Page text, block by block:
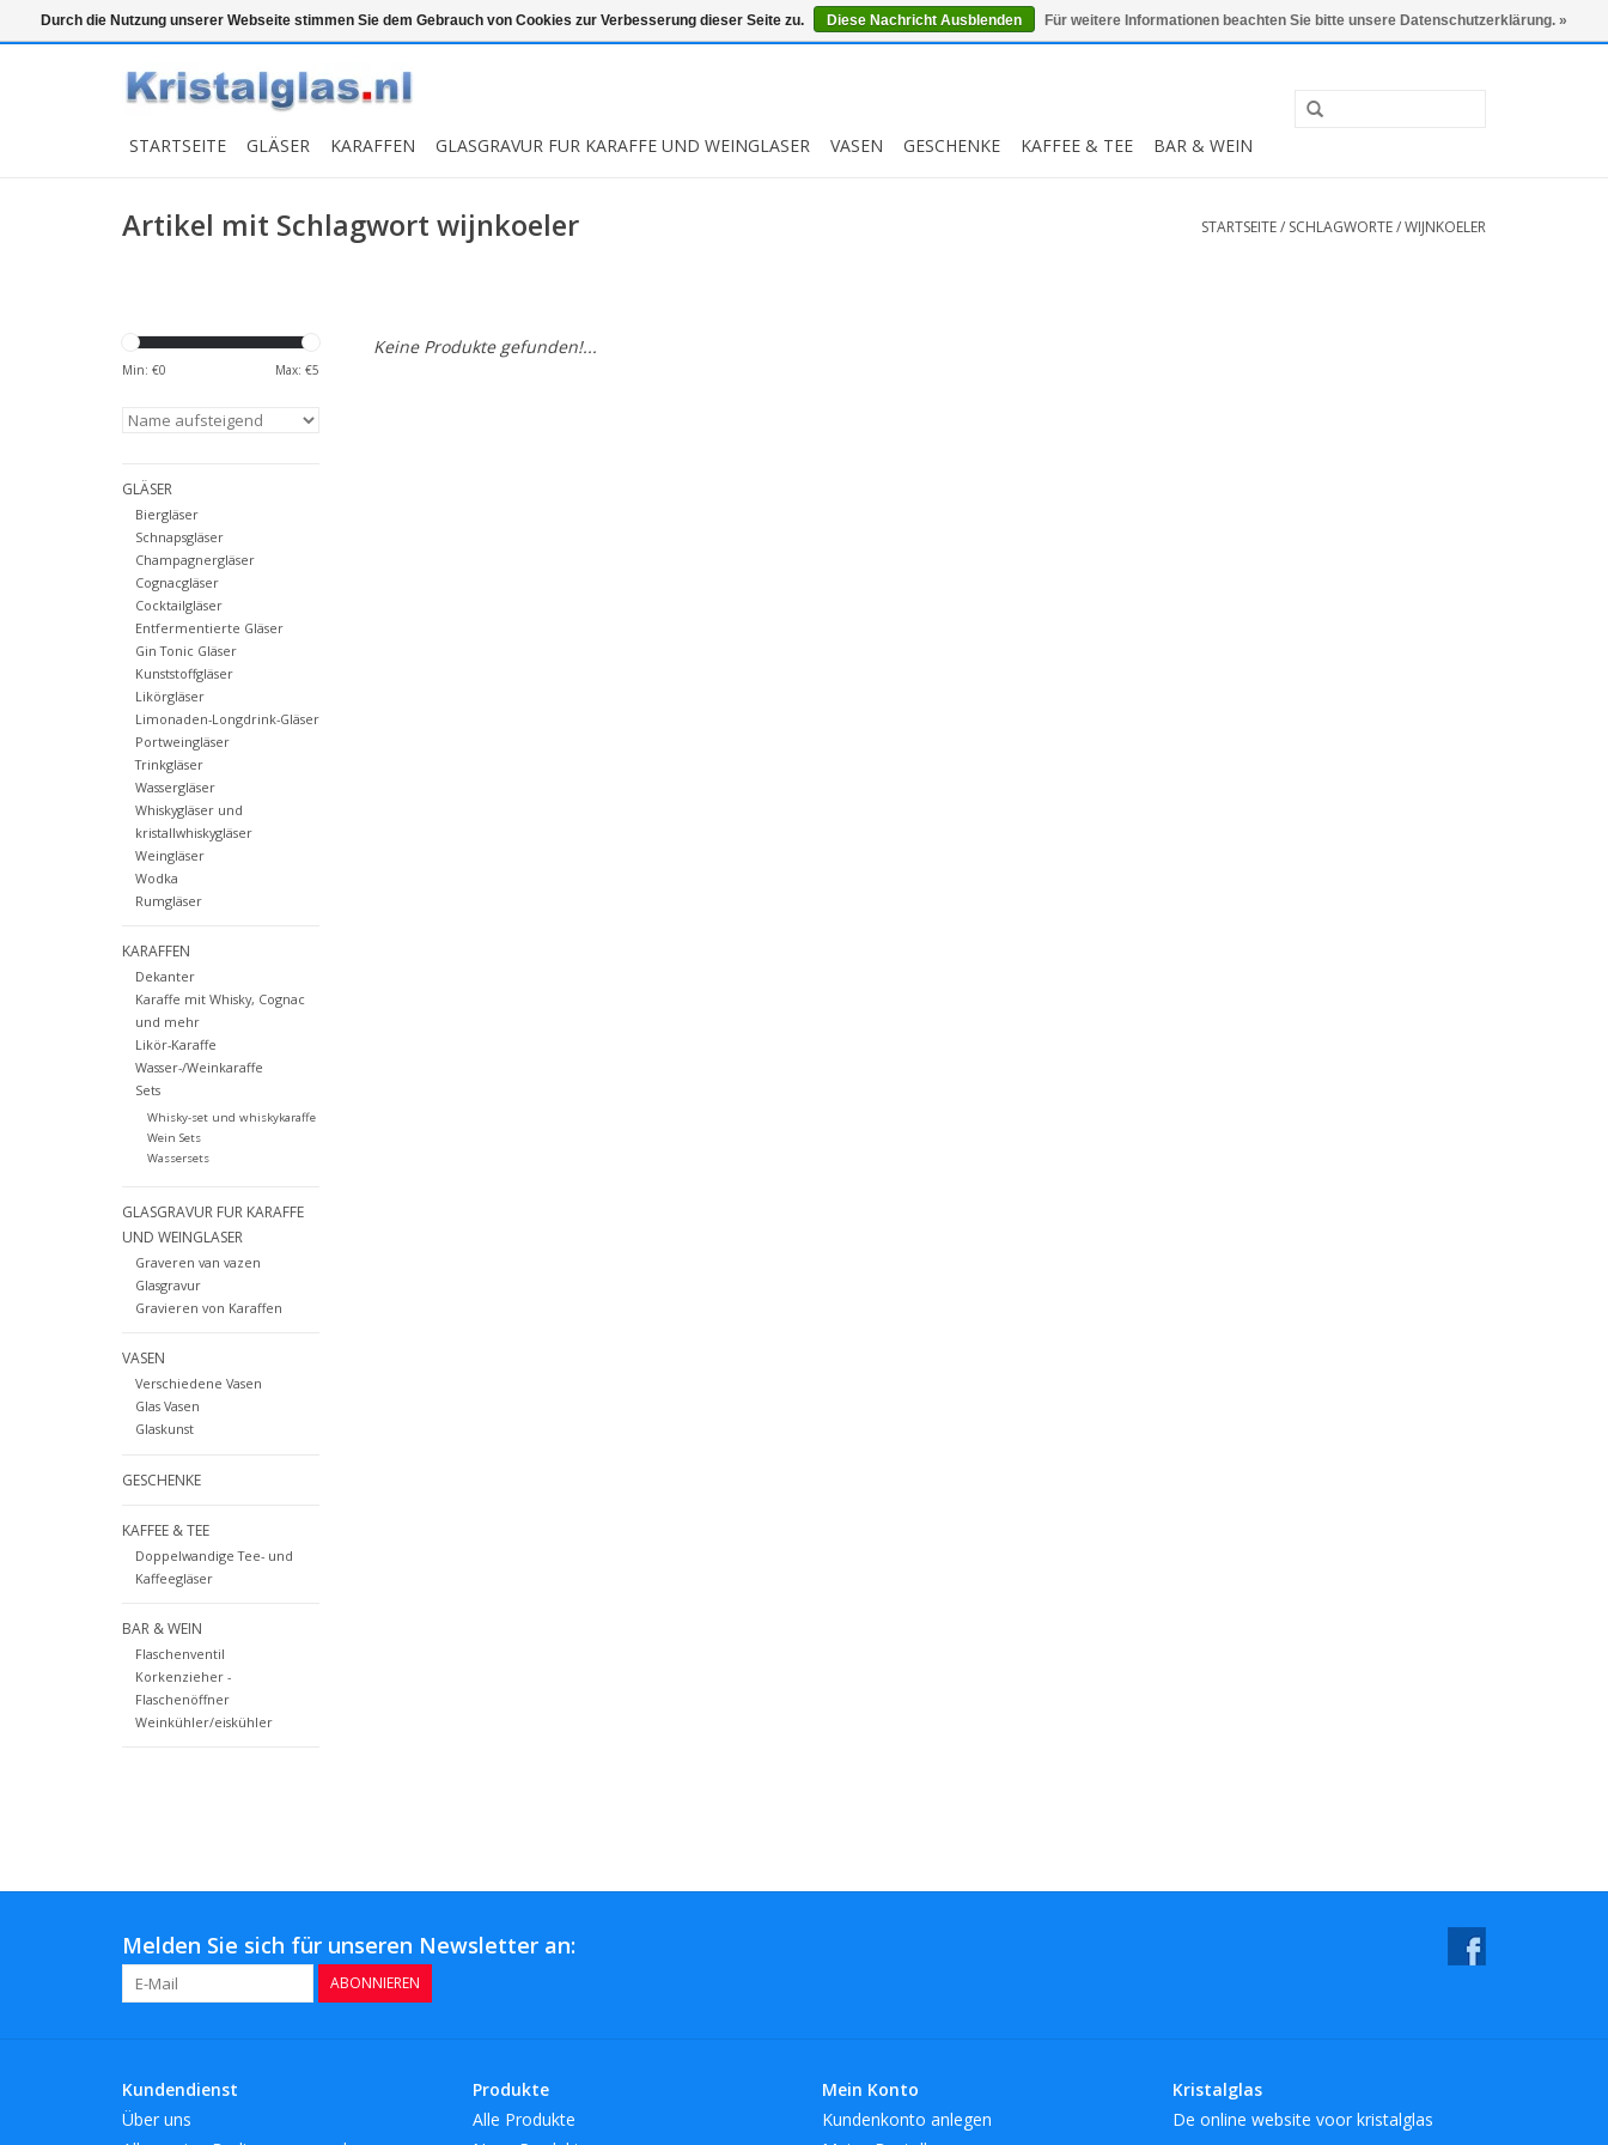
Top klasse Snelle levering Graveren 0 Artikel - €0,00 Mein Konto / Kundenkonto anlegen
STARTSEITE GLÄSER KARAFFEN GLASGRAVUR FUR KARAFFE UND WEINGLASER VASEN GESCHENKE KAFFEE & TEE BAR & WEIN
Artikel mit Schlagwort wijnkoeler STARTSEITE/ SCHLAGWORTE/WIJNKOELER
Min: €0 Max: €5
GLÄSER
Biergläser
Schnapsgläser
Champagnergläser
Cognacgläser
Cocktailgläser
Entfermentierte Gläser
Gin Tonic Gläser
Kunststoffgläser
Likörgläser
Limonaden-Longdrink-Gläser
Portweingläser
Trinkgläser
Wassergläser
Whiskygläser und
kristallwhiskygläser
Weingläser
Wodka
Rumgläser
KARAFFEN
Dekanter
Karaffe mit Whisky, Cognac
und mehr
Likör-Karaffe
Wasser-/Weinkaraffe
Sets
Whisky-set und whiskykaraffe
Wein Sets
Wassersets
GLASGRAVUR FUR KARAFFE
UND WEINGLASER
Graveren van vazen
Glasgravur
Gravieren von Karaffen
VASEN
Verschiedene Vasen
Glas Vasen
Glaskunst
GESCHENKE
KAFFEE & TEE
Doppelwandige Tee- und
Kaffeegläser
BAR & WEIN
Flaschenventil
Korkenzieher -
Flaschenöffner
Weinkühler/eiskühler
Keine Produkte gefunden!...
Melden Sie sich für unseren Newsletter an:
ABONNIEREN
Kundendienst
Über uns
Produkte
Alle Produkte
Mein Konto
Kundenkonto anlegen
Kristalglas
De online website voor kristalglas
Durch die Nutzung unserer Webseite stimmen Sie dem Gebrauch von Cookies zur Verbesserung dieser Seite zu. Diese Nachricht Ausblenden Für weitere Informationen beachten Sie bitte unsere Datenschutzerklärung. »